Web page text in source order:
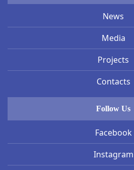
News
Media
Projects
Contacts
Follow Us
Facebook
Instagram